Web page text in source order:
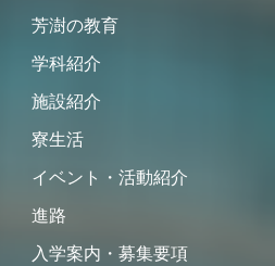
芳澍の教育
学科紹介
施設紹介
寮生活
イベント・活動紹介
進路
入学案内・募集要項